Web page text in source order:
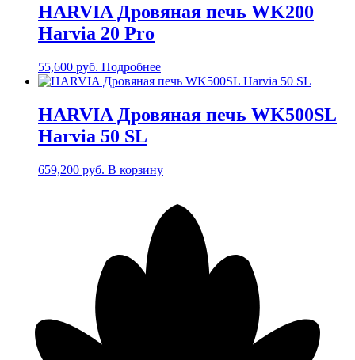
HARVIA Дровяная печь WK200
Harvia 20 Pro
55,600 руб. Подробнее
HARVIA Дровяная печь WK500SL
Harvia 50 SL
659,200 руб. В корзину